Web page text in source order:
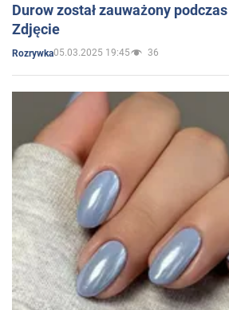
Durow został zauważony
Zdjęcie
Rozrywka05.03.2025 19:45 36